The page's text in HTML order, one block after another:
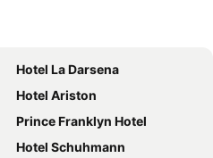
Hotel La Darsena
Hotel Ariston
Prince Franklyn Hotel
Hotel Schuhmann